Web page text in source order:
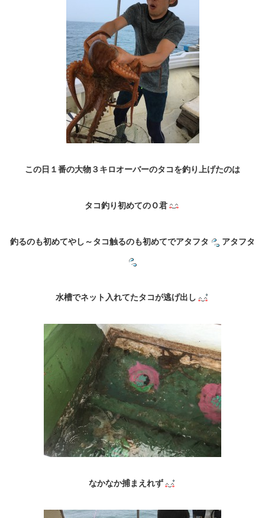
この日１番の大物３キロオーバーのタコを釣り上げたのは
タコ釣り初めてのＯ君
釣るのも初めてやし～タコ触るのも初めてでアタフタ アタフタ
水槽でネット入れてたタコが逃げ出し
なかなか捕まえれず